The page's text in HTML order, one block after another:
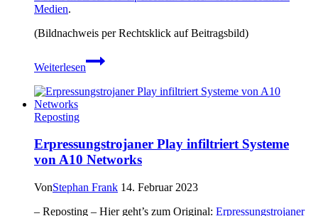
Medien.
(Bildnachweis per Rechtsklick auf Beitragsbild)
Weiterlesen
Datenschutz
für
Fotos/Videos
Reposting
Erpressungstrojaner Play infiltriert Systeme
von A10 Networks
VonStephan Frank 14. Februar 2023
– Reposting – Hier geht’s zum Original: Erpressungstrojaner